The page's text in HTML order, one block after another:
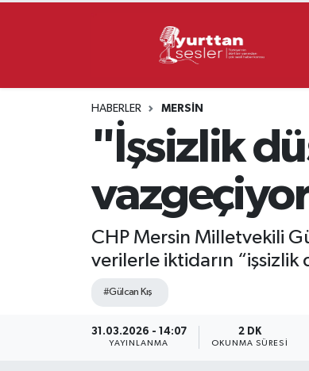
HABERLER MERSIN
"İşsizlik
CHP Mersin Milletvekili
verilerle iktidarın
#Gülcan Kış
31.03.2026 - 14:07
YAYINLANMA
2 DK
OKUNMA SÜRESI
Süper Lig Puan Durumu ve Fikstür
Son Dakika Haberleri
Haber Arşivi